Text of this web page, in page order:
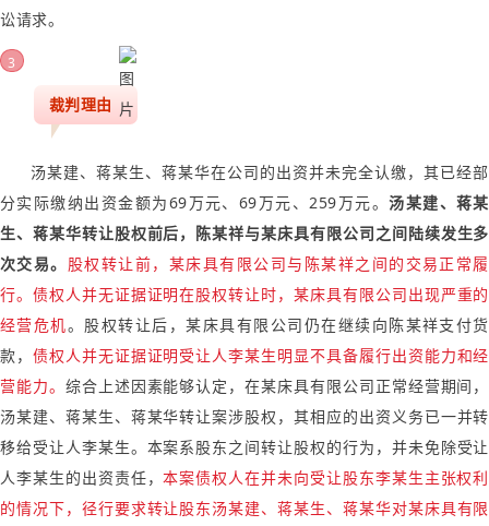
讼请求。
3
裁判理由
汤某建、蒋某生、蒋某华在公司的出资并未完全认缴，其已经部
分实际缴纳出资金额为69万元、69万元、259万元。汤某建、蒋某
生、蒋某华转让股权前后，陈某祥与某床具有限公司之间陆续发生多
次交易。 股权转让前，某床具有限公司与陈某祥之间的交易正常履
行。债权人并无证据证明在股权转让时，某床具有限公司出现严重的
经营危机。股权转让后，某床具有限公司仍在继续向陈某祥支付货
款， 债权人并无证据证明受让人李某生明显不具备履行出资能力和经
营能力。 综合上述因素能够认定，在某床具有限公司正常经营期间，
汤某建、蒋某生、蒋某华转让案涉股权，其相应的出资义务已一并转
移给受让人李某生。本案系股东之间转让股权的行为，并未免除受让
人李某生的出资责任，本案债权人在并未向受让股东李某生主张权利
的情况下，径行要求转让股东汤某建、蒋某生、蒋某华对某床具有限